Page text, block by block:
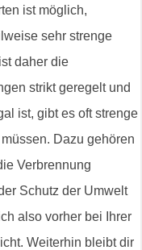
ist möglich,
sehr strenge
daher die
strikt geregelt und
ist, gibt es oft strenge
Dazu gehören
Verbrennung
Schutz der Umwelt
also vorher bei Ihrer
Weiterhin bleibt dir